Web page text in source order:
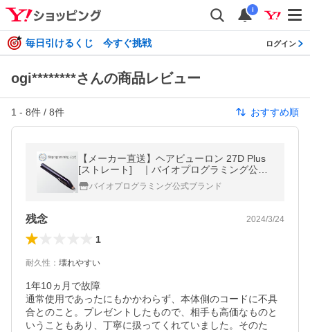
i
毎日引けるくじ 今すぐ挑戦 ログイン
ogi********さんの商品レビュー
1 - 8件 / 8件 おすすめ順
【メーカー直送】ヘアビューロン 27D Plus
[ストレート] ｜バイオプログラミング公式
｜送料無料｜正規品｜
バイオプログラミング公式ブランド
残念 2024/3/24
1
耐久性 ： 壊れやすい
1年10ヵ月で故障
通常使用であったにもかかわらず、本体側のコードに不具
合とのこと。プレゼントしたもので、相手も高価なものと
いうこともあり、丁寧に扱ってくれていました。そのた